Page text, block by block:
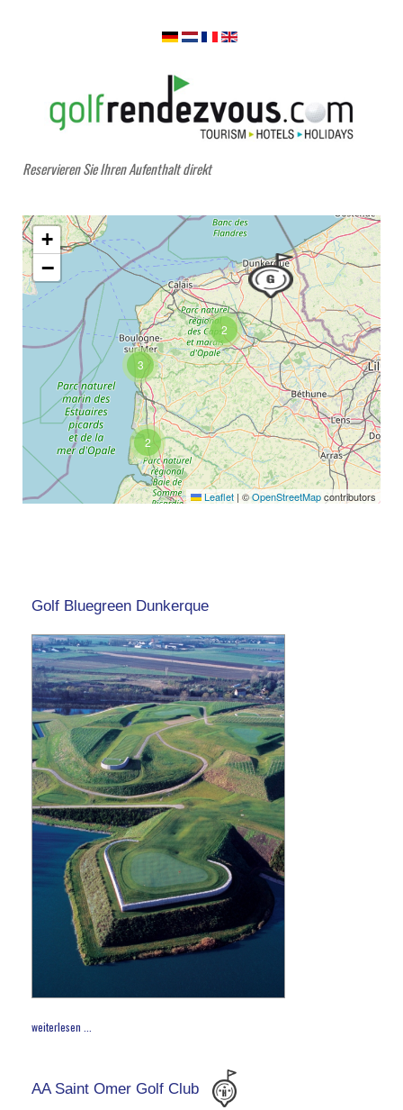
Reservieren Sie Ihren Aufenthalt direkt
2
3
2
+
−
Leaflet |©OpenStreetMapcontributors
Golf Bluegreen Dunkerque
weiterlesen ...
AA Saint Omer Golf Club